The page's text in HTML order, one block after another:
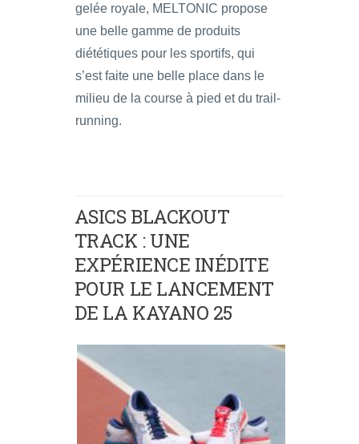
gelée royale, MELTONIC propose
une belle gamme de produits
diététiques pour les sportifs, qui
s’est faite une belle place dans le
milieu de la course à pied et du trail-
running.
ASICS BLACKOUT
TRACK : UNE
EXPÉRIENCE INÉDITE
POUR LE LANCEMENT
DE LA KAYANO 25